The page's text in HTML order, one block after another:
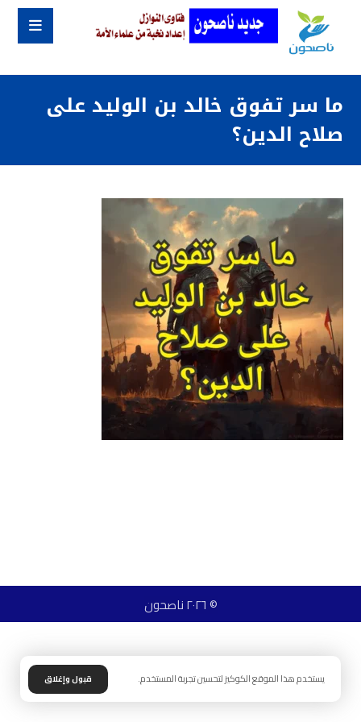
ما سر تفوق خالد بن الوليد على
صلاح الدين؟
© ٢٠٢٦ ناصحون
يستخدم هذا الموقع الكوكيز لتحسين تجربة المستخدم. قبول وإغلاق